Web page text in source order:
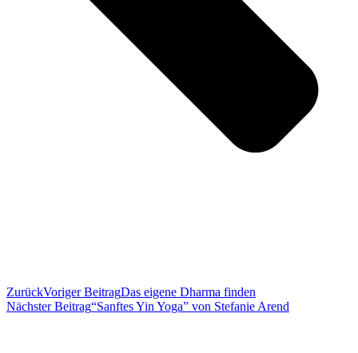
ZurückVoriger BeitragDas eigene Dharma finden
Nächster Beitrag“Sanftes Yin Yoga” von Stefanie Arend